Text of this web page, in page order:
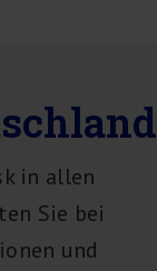
in allen
Sie bei
und